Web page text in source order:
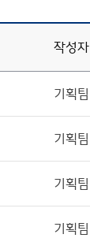
작성자
기획팀
기획팀
기획팀
기획팀